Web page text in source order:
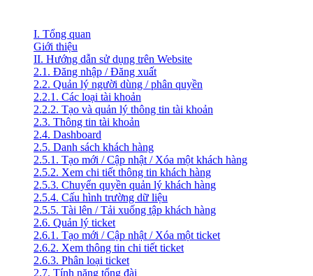
I. Tổng quan
Giới thiệu
II. Hướng dẫn sử dụng trên Website
2.1. Đăng nhập / Đăng xuất
2.2. Quản lý người dùng / phân quyền
2.2.1. Các loại tài khoản
2.2.2. Tạo và quản lý thông tin tài khoản
2.3. Thông tin tài khoản
2.4. Dashboard
2.5. Danh sách khách hàng
2.5.1. Tạo mới / Cập nhật / Xóa một khách hàng
2.5.2. Xem chi tiết thông tin khách hàng
2.5.3. Chuyển quyền quản lý khách hàng
2.5.4. Cấu hình trường dữ liệu
2.5.5. Tài lên / Tải xuống tập khách hàng
2.6. Quản lý ticket
2.6.1. Tạo mới / Cập nhật / Xóa một ticket
2.6.2. Xem thông tin chi tiết ticket
2.6.3. Phân loại ticket
2.7. Tính năng tổng đài